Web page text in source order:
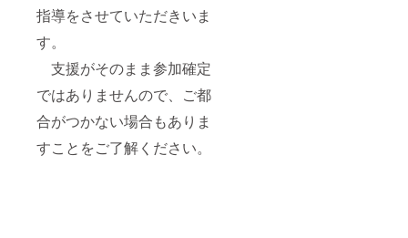
指導をさせていただきいま
す。
支援がそのまま参加確定
ではありませんので、ご都
合がつかない場合もありま
すことをご了解ください。